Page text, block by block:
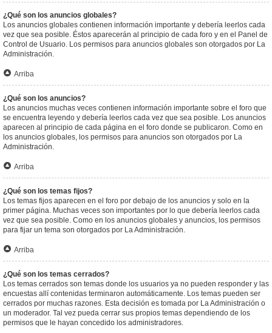
¿Qué son los anuncios globales?
Los anuncios globales contienen información importante y debería leerlos cada
vez que sea posible. Éstos aparecerán al principio de cada foro y en el Panel de
Control de Usuario. Los permisos para anuncios globales son otorgados por La
Administración.
Arriba
¿Qué son los anuncios?
Los anuncios muchas veces contienen información importante sobre el foro que
se encuentra leyendo y debería leerlos cada vez que sea posible. Los anuncios
aparecen al principio de cada página en el foro donde se publicaron. Como en
los anuncios globales, los permisos para anuncios son otorgados por La
Administración.
Arriba
¿Qué son los temas fijos?
Los temas fijos aparecen en el foro por debajo de los anuncios y solo en la
primer página. Muchas veces son importantes por lo que debería leerlos cada
vez que sea posible. Como en los anuncios globales y anuncios, los permisos
para fijar un tema son otorgados por La Administración.
Arriba
¿Qué son los temas cerrados?
Los temas cerrados son temas donde los usuarios ya no pueden responder y las
encuestas allí contenidas terminaron automáticamente. Los temas pueden ser
cerrados por muchas razones. Esta decisión es tomada por La Administración o
un moderador. Tal vez pueda cerrar sus propios temas dependiendo de los
permisos que le hayan concedido los administradores.